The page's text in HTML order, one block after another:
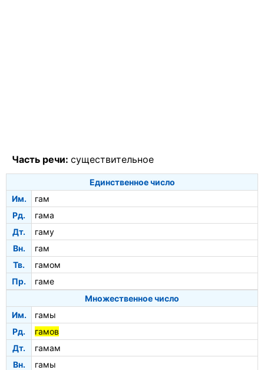
Часть речи: существительное
Единственное число
Им.
гам
Рд.
гама
Дт.
гаму
Вн.
гам
Тв.
гамом
Пр.
гаме
Множественное число
Им.
гамы
Рд.
гамов
Дт.
гамам
Вн.
гамы